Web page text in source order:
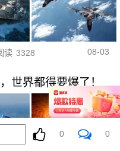
读 3328 08-03
世界都得要爆了！
0 0